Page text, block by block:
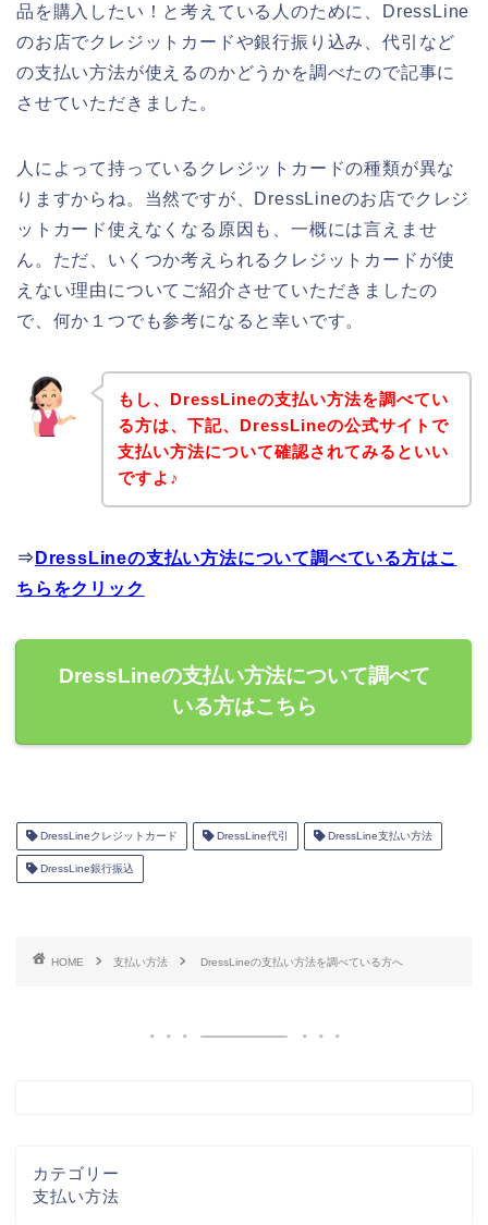
品を購入したい！と考えている人のために、DressLine
のお店でクレジットカードや銀行振り込み、代引など
の支払い方法が使えるのかどうかを調べたので記事に
させていただきました。
人によって持っているクレジットカードの種類が異な
りますからね。当然ですが、DressLineのお店でクレジ
ットカード使えなくなる原因も、一概には言えませ
ん。ただ、いくつか考えられるクレジットカードが使
えない理由についてご紹介させていただきましたの
で、何か１つでも参考になると幸いです。
もし、DressLineの支払い方法を調べてい
る方は、下記、DressLineの公式サイトで
支払い方法について確認されてみるといい
ですよ♪
⇒ DressLineの支払い方法について調べている方はこ
ちらをクリック
DressLineの支払い方法について調べて
いる方はこちら
DressLineクレジットカード DressLine代引 DressLine支払い方法
DressLine銀行振込
HOME 支払い方法 DressLineの支払い方法を調べている方へ
カテゴリー
支払い方法